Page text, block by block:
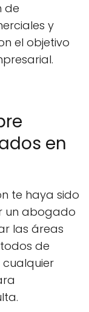
de
y
el objetivo
en
te haya sido
un abogado
las áreas
de